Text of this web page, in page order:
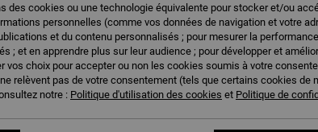
8/XS
des cookies ou une technologie équivalente pour stocker et/ou
personnelles (comme vos données de navigation et votre
et du contenu personnalisés ; pour mesurer la
; et en apprendre plus sur leur audience ; pour développer et
vos choix pour accepter ou non les cookies soumis à votre
relèvent pas de votre consentement (tels que certains cookies de
notre : Politique d'utilisation des cookies et Politique de